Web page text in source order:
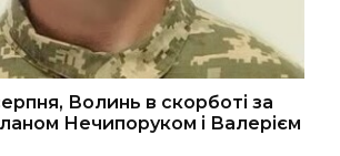
Волинь в скорботі за
Нечипоруком і Валерієм